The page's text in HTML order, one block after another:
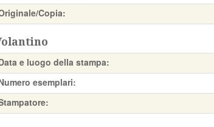
Copia:
e luogo della stampa:
esemplari: